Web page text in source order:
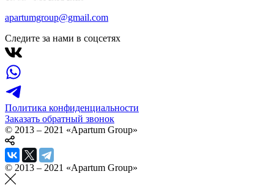
apartumgroup@gmail.com
Следите за нами в соцсетях
Политика конфиденциальности
Заказать обратный звонок
© 2013 – 2021 «Apartum Group»
© 2013 – 2021 «Apartum Group»